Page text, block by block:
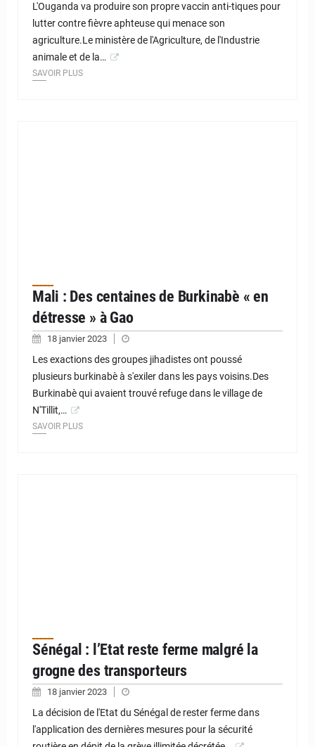
L'Ouganda va produire son propre vaccin anti-tiques pour
lutter contre fièvre aphteuse qui menace son
agriculture.Le ministère de l'Agriculture, de l'Industrie
animale et de la…
SAVOIR PLUS
Mali : Des centaines de Burkinabè « en
détresse » à Gao
18 janvier 2023
Les exactions des groupes jihadistes ont poussé
plusieurs burkinabè à s'exiler dans les pays voisins.Des
Burkinabè qui avaient trouvé refuge dans le village de
N'Tillit,…
SAVOIR PLUS
Sénégal : l’Etat reste ferme malgré la
grogne des transporteurs
18 janvier 2023
La décision de l'Etat du Sénégal de rester ferme dans
l'application des dernières mesures pour la sécurité